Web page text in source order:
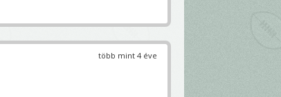
több mint 4 éve